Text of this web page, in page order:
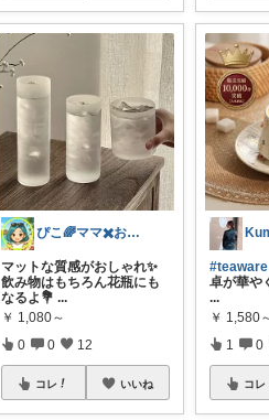
ぴこ🌈ママ✖️お洒落✖️お得
マットな質感がおしゃれ✨
飲み物はもちろん花瓶にも
なるよ💐...
￥ 1,080～
0 0 12
コレ いいね
卓が華や
...
￥ 1,580
1 0
コレ